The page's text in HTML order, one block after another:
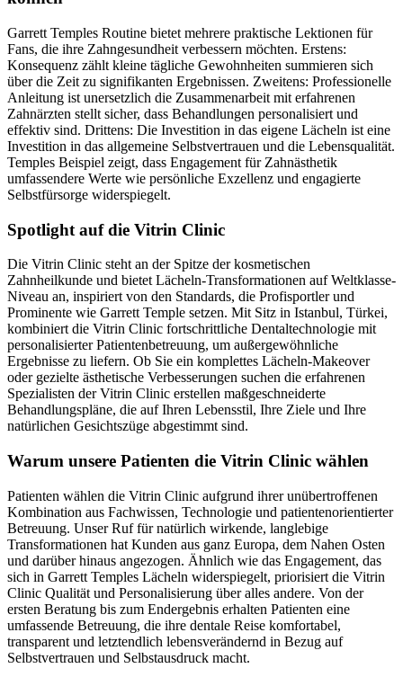
Garrett Temples Routine bietet mehrere praktische Lektionen für
Fans, die ihre Zahngesundheit verbessern möchten. Erstens:
Konsequenz zählt kleine tägliche Gewohnheiten summieren sich
über die Zeit zu signifikanten Ergebnissen. Zweitens: Professionelle
Anleitung ist unersetzlich die Zusammenarbeit mit erfahrenen
Zahnärzten stellt sicher, dass Behandlungen personalisiert und
effektiv sind. Drittens: Die Investition in das eigene Lächeln ist eine
Investition in das allgemeine Selbstvertrauen und die Lebensqualität.
Temples Beispiel zeigt, dass Engagement für Zahnästhetik
umfassendere Werte wie persönliche Exzellenz und engagierte
Selbstfürsorge widerspiegelt.
Spotlight auf die Vitrin Clinic
Die Vitrin Clinic steht an der Spitze der kosmetischen
Zahnheilkunde und bietet Lächeln-Transformationen auf Weltklasse-
Niveau an, inspiriert von den Standards, die Profisportler und
Prominente wie Garrett Temple setzen. Mit Sitz in Istanbul, Türkei,
kombiniert die Vitrin Clinic fortschrittliche Dentaltechnologie mit
personalisierter Patientenbetreuung, um außergewöhnliche
Ergebnisse zu liefern. Ob Sie ein komplettes Lächeln-Makeover
oder gezielte ästhetische Verbesserungen suchen die erfahrenen
Spezialisten der Vitrin Clinic erstellen maßgeschneiderte
Behandlungspläne, die auf Ihren Lebensstil, Ihre Ziele und Ihre
natürlichen Gesichtszüge abgestimmt sind.
Warum unsere Patienten die Vitrin Clinic wählen
Patienten wählen die Vitrin Clinic aufgrund ihrer unübertroffenen
Kombination aus Fachwissen, Technologie und patientenorientierter
Betreuung. Unser Ruf für natürlich wirkende, langlebige
Transformationen hat Kunden aus ganz Europa, dem Nahen Osten
und darüber hinaus angezogen. Ähnlich wie das Engagement, das
sich in Garrett Temples Lächeln widerspiegelt, priorisiert die Vitrin
Clinic Qualität und Personalisierung über alles andere. Von der
ersten Beratung bis zum Endergebnis erhalten Patienten eine
umfassende Betreuung, die ihre dentale Reise komfortabel,
transparent und letztendlich lebensverändernd in Bezug auf
Selbstvertrauen und Selbstausdruck macht.